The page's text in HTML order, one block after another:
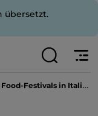
übersetzt.
Italien zwischen Genuss und Tradition